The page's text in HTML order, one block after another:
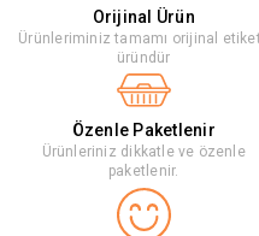
Orijinal Ürün
Ürünleriminiz tamamı orijinal
üründür
Özenle Paketlenir
Ürünleriniz dikkatle ve özenle
paketlenir.